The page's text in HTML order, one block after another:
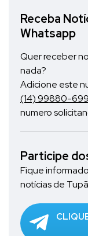
Receba
Whatsapp
Quer receber
nada?
Adicione este
(14) 99880-
numero
Participe
Fique
notícias de